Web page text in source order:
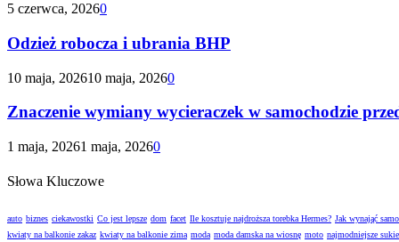
5 czerwca, 20260
Odzież robocza i ubrania BHP
10 maja, 202610 maja, 20260
Znaczenie wymiany wycieraczek w samochodzie
1 maja, 20261 maja, 20260
Słowa Kluczowe
auto biznes ciekawostki Co jest lepsze dom facet Ile kosztuje najdroższa torebka Hermes? Jak wynająć
kwiaty na balkonie zakaz kwiaty na balkonie zima moda moda damska na wiosnę moto najmodniejsze